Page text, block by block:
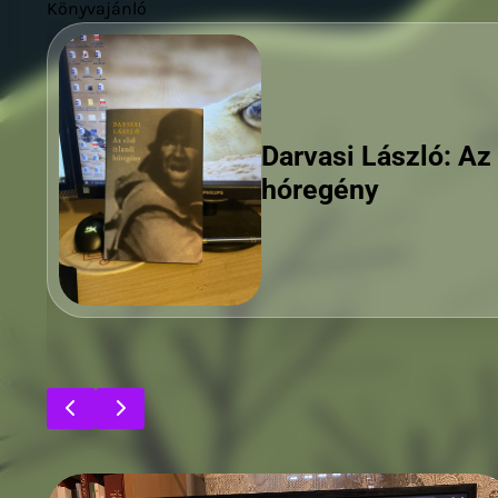
Könyvajánló
Roxanne de